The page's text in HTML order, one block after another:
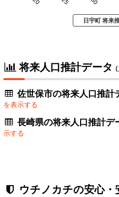
日宇町 将来
将来人口推計データ
佐世保市の将来人口推
を表示する
長崎県の将来人口推計
示する
ウチノカチの安心